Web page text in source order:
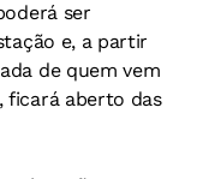
ser
e, a partir
de quem vem
ficará aberto das